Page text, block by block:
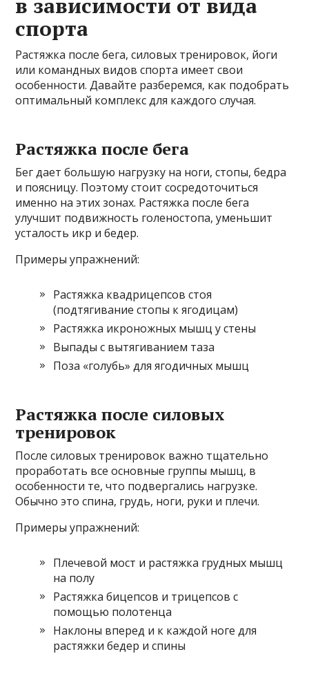
в зависимости от вида
спорта
Растяжка после бега, силовых тренировок, йоги
или командных видов спорта имеет свои
особенности. Давайте разберемся, как подобрать
оптимальный комплекс для каждого случая.
Растяжка после бега
Бег дает большую нагрузку на ноги, стопы, бедра
и поясницу. Поэтому стоит сосредоточиться
именно на этих зонах. Растяжка после бега
улучшит подвижность голеностопа, уменьшит
усталость икр и бедер.
Примеры упражнений:
Растяжка квадрицепсов стоя
(подтягивание стопы к ягодицам)
Растяжка икроножных мышц у стены
Выпады с вытягиванием таза
Поза «голубь» для ягодичных мышц
Растяжка после силовых
тренировок
После силовых тренировок важно тщательно
проработать все основные группы мышц, в
особенности те, что подвергались нагрузке.
Обычно это спина, грудь, ноги, руки и плечи.
Примеры упражнений:
Плечевой мост и растяжка грудных мышц
на полу
Растяжка бицепсов и трицепсов с
помощью полотенца
Наклоны вперед и к каждой ноге для
растяжки бедер и спины